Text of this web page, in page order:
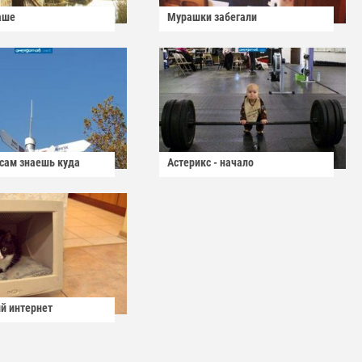
Мурашки забегали
знаешь куда Астерикс - начало
интернет